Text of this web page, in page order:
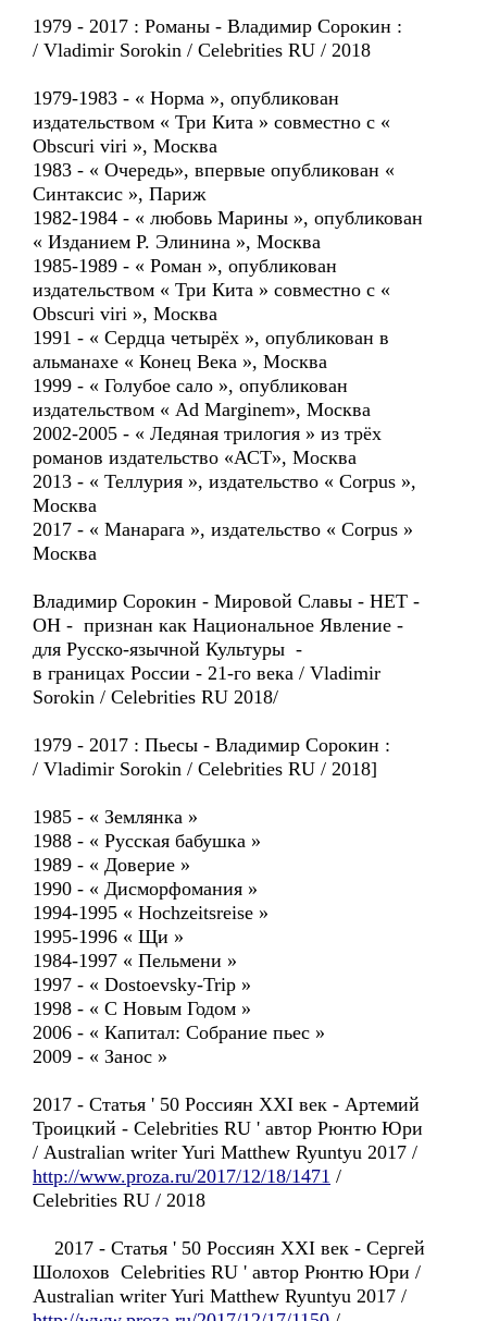
1979 - 2017 : Романы - Владимир Сорокин :
/ Vladimir Sorokin / Celebrities RU / 2018
1979-1983 - « Норма », опубликован
издательством « Три Кита » совместно с «
Obscuri viri », Москва
1983 - « Очередь», впервые опубликован «
Синтаксис », Париж
1982-1984 - « любовь Марины », опубликован
« Изданием Р. Элинина », Москва
1985-1989 - « Роман », опубликован
издательством « Три Кита » совместно с «
Obscuri viri », Москва
1991 - « Сердца четырёх », опубликован в
альманахе « Конец Века », Москва
1999 - « Голубое сало », опубликован
издательством « Ad Marginem», Москва
2002-2005 - « Ледяная трилогия » из трёх
романов издательство «АСТ», Москва
2013 - « Теллурия », издательство « Corpus »,
Москва
2017 - « Манарага », издательство « Corpus »
Москва
Владимир Сорокин - Мировой Славы - НЕТ -
ОН - признан как Национальное Явление -
для Русско-язычной Культуры -
в границах России - 21-го века / Vladimir
Sorokin / Celebrities RU 2018/
1979 - 2017 : Пьесы - Владимир Сорокин :
/ Vladimir Sorokin / Celebrities RU / 2018]
1985 - « Землянка »
1988 - « Русская бабушка »
1989 - « Доверие »
1990 - « Дисморфомания »
1994-1995 « Hochzeitsreise »
1995-1996 « Щи »
1984-1997 « Пельмени »
1997 - « Dostoevsky-Trip »
1998 - « С Новым Годом »
2006 - « Капитал: Собрание пьес »
2009 - « Занос »
2017 - Статья ' 50 Россиян XXI век - Артемий
Троицкий - Celebrities RU ' автор Рюнтю Юри
/ Australian writer Yuri Matthew Ryuntyu 2017 /
http://www.proza.ru/2017/12/18/1471 /
Celebrities RU / 2018
2017 - Статья ' 50 Россиян XXI век - Сергей
Шолохов Celebrities RU ' автор Рюнтю Юри /
Australian writer Yuri Matthew Ryuntyu 2017 /